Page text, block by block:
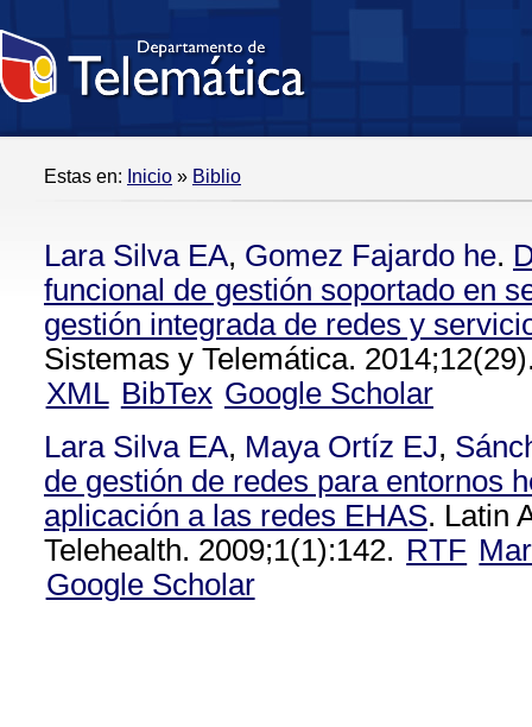
Estas en: Inicio » Biblio
Lara Silva EA, Gomez Fajardo he.
funcional de gestión soportado en
gestión integrada de redes y
Sistemas y Telemática.
XML BibTex Google Scholar
Lara Silva EA, Maya Ortíz EJ,
de gestión de redes para entornos
aplicación a las redes EHAS. Latin
Telehealth. 2009;1(1):142. RTF
Google Scholar